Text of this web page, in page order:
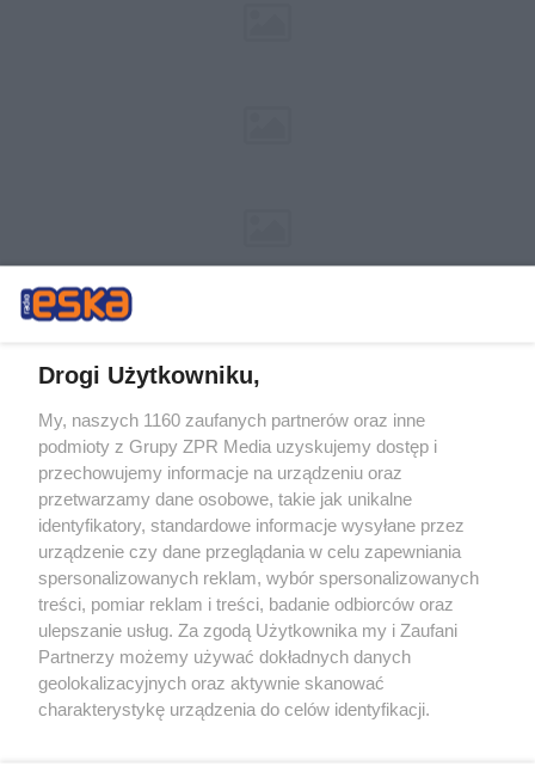
Żaden utwór zamieszczony w serwisie nie może być powielany i
rozpowszechniany lub dalej rozpowszechniany w jakikolwiek sposób (w
tym także elektroniczny lub mechaniczny) na jakimkolwiek polu
eksploatacji w jakiejkolwiek formie, włącznie z umieszczaniem w
Internecie bez pisemnej zgody właściciela praw. Jakiekolwiek użycie lub
wykorzystanie utworów w całości lub w części z naruszeniem prawa,
tzn. bez właściwej zgody, jest zabronione pod groźbą kary i może być
ścigane prawnie.
Drogi Użytkowniku,
My, naszych 1160 zaufanych partnerów oraz inne
podmioty z Grupy ZPR Media uzyskujemy dostęp i
przechowujemy informacje na urządzeniu oraz
przetwarzamy dane osobowe, takie jak unikalne
identyfikatory, standardowe informacje wysyłane przez
urządzenie czy dane przeglądania w celu zapewniania
spersonalizowanych reklam, wybór spersonalizowanych
treści, pomiar reklam i treści, badanie odbiorców oraz
ulepszanie usług. Za zgodą Użytkownika my i Zaufani
Partnerzy możemy używać dokładnych danych
geolokalizacyjnych oraz aktywnie skanować
charakterystykę urządzenia do celów identyfikacji.